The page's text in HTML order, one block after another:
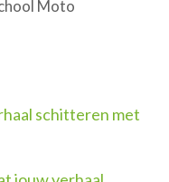
Moto
schitteren met